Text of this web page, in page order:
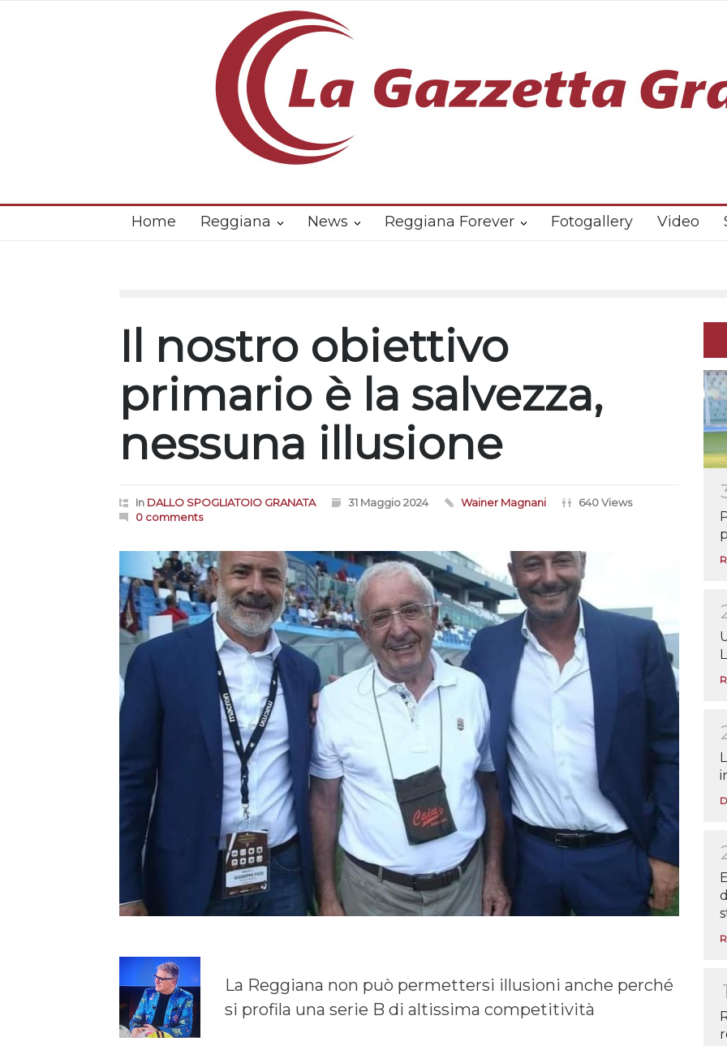
Home Reggiana News Reggiana Forever Fotogallery Video
Il nostro obiettivo
primario è la salvezza,
nessuna illusione
In DALLO SPOGLIATOIO GRANATA 31 Maggio 2024 Wainer Magnani
640 Views
0 comments
La Reggiana non può permettersi illusioni anche perché
si profila una serie B di altissima competitività
1